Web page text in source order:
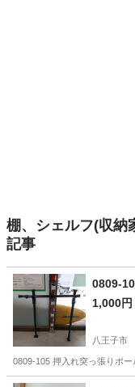
棚、シェルフ(収納
記事
0809-
1,000円
八王子市
0809-105 押入れ突っ張りポ